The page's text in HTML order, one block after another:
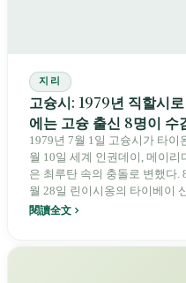
지리
고슝시: 1979년 직할시
에는 고슝 출신 8명이 수
1979년 7월 1일 고슝시가 타이
월 10일 세계 인권데이, 메이
은 최루탄 속의 충돌로 변했다.
월 28일 린이시옹의 타이베이
이 발생했다. 같은 1979년, 고
閱讀全文